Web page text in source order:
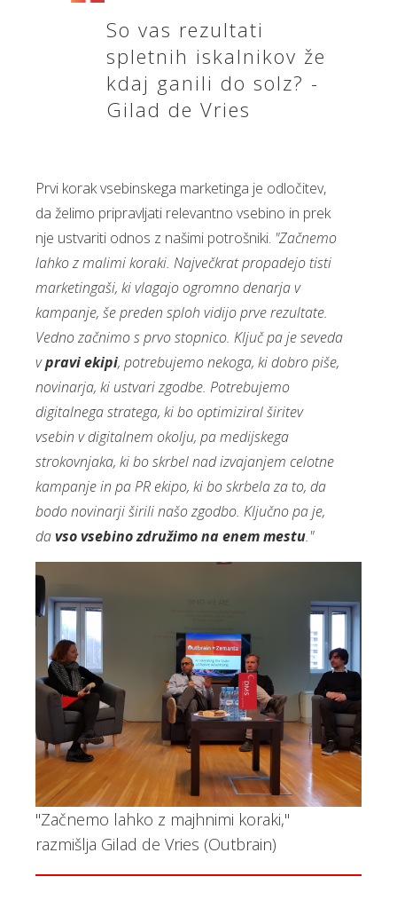
So vas rezultati
spletnih iskalnikov že
kdaj ganili do solz? -
Gilad de Vries
Prvi korak vsebinskega marketinga je odločitev,
da želimo pripravljati relevantno vsebino in prek
nje ustvariti odnos z našimi potrošniki. "Začnemo
lahko z malimi koraki. Največkrat propadejo tisti
marketingaši, ki vlagajo ogromno denarja v
kampanje, še preden sploh vidijo prve rezultate.
Vedno začnimo s prvo stopnico. Ključ pa je seveda
vpravi ekipi, potrebujemo nekoga, ki dobro piše,
novinarja, ki ustvari zgodbe. Potrebujemo
digitalnega stratega, ki bo optimiziral širitev
vsebin v digitalnem okolju, pa medijskega
strokovnjaka, ki bo skrbel nad izvajanjem celotne
kampanje in pa PR ekipo, ki bo skrbela za to, da
bodo novinarji širili našo zgodbo. Ključno pa je,
davso vsebino združimo na enem mestu."
"Začnemo lahko z majhnimi koraki,"
razmišlja Gilad de Vries (Outbrain)